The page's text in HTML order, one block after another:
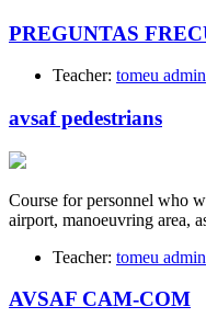
PREGUNTAS
Teacher: tomeu
avsaf pedestrians
Course for personnel who
airport, manoeuvring area,
Teacher: tomeu
AVSAF CAM-COM